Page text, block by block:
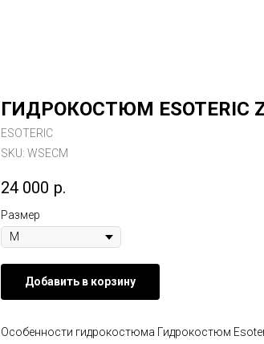
ГИДРОКОСТЮМ ESOTERIC
ESOTERIC
SKU: WSECM
24 000 р.
Размер
Добавить в корзину
Особенности гидрокостюма Гидрокостюм